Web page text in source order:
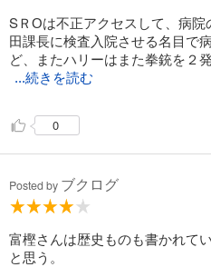
SＲОは不正アクセスして、病院
田課長に検査入院させる名目で
ど、またハリーはまた拳銃を２
...続きを読む
0
Posted by ブクログ
富樫さんは歴史ものも書かれて
と思う。